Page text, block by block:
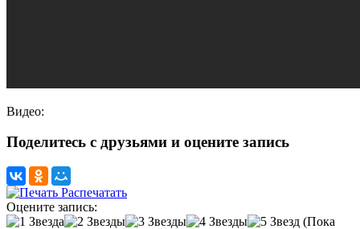
Видео:
Поделитесь с друзьями и оцените запись
Распечатать
Оцените запись:
(Пока